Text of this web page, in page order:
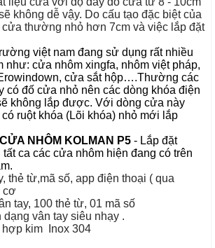
không dễ vậy. Do cấu tạo đặc biệt của
thường nhỏ hơn 7cm và việc lắp đặt
việt nam đang sử dụng rất nhiều
như: cửa nhôm xingfa, nhôm việt pháp,
cửa sắt hộp….Thường các
có đố cửa nhỏ nên các dòng khóa điện
không lắp được. Với dòng cửa này
ruột khóa (Lõi khóa) nhỏ mới lắp
NHÔM KOLMAN P5- Lắp đặt
ca các cửa nhôm hiện đang có trên
thẻ từ,mã số, app điện thoại ( qua
cơ
tay, 100 thẻ từ, 01 mã số
vân tay siêu nhạy .
hợp kim Inox 304